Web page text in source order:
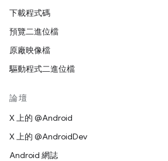
下載程式碼
預覽二進位檔
原廠映像檔
驅動程式二進位檔
論壇
X 上的 @Android
X 上的 @AndroidDev
Android 網誌